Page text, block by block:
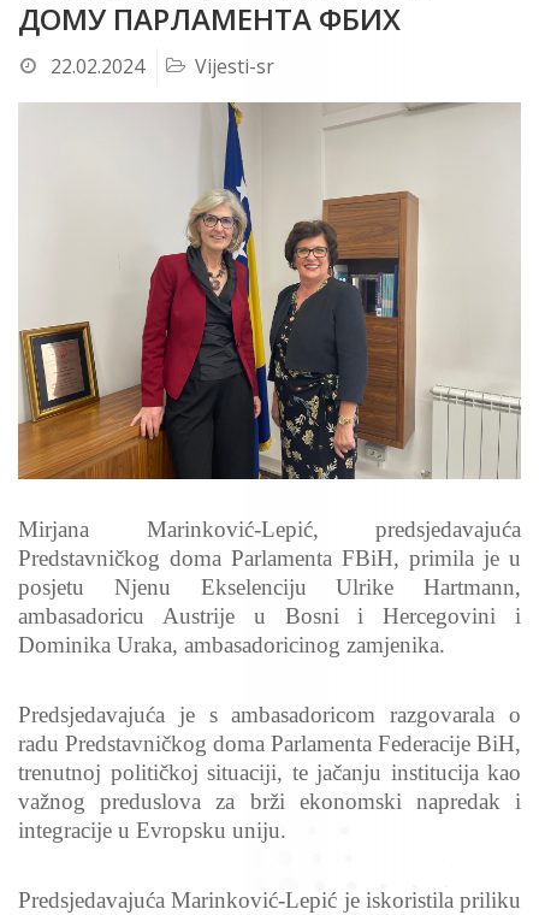
ДОМУ ПАРЛАМЕНТА ФБИХ
22.02.2024 Vijesti-sr
Mirjana Marinković-Lepić, predsjedavajuća
Predstavničkog doma Parlamenta FBiH, primila je u
posjetu Njenu Ekselenciju Ulrike Hartmann,
ambasadoricu Austrije u Bosni i Hercegovini i
Dominika Uraka, ambasadoricinog zamjenika.
Predsjedavajuća je s ambasadoricom razgovarala o
radu Predstavničkog doma Parlamenta Federacije BiH,
trenutnoj političkoj situaciji, te jačanju institucija kao
važnog preduslova za brži ekonomski napredak i
integracije u Evropsku uniju.
Predsjedavajuća Marinković-Lepić je iskoristila priliku